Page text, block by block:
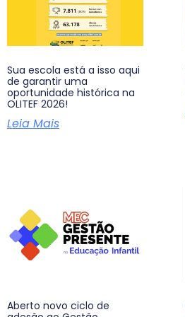
Sua escola está a isso aqui
de garantir uma
oportunidade histórica na
OLITEF 2026!
Leia Mais
Aberto novo ciclo de